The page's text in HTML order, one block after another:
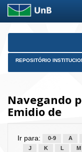
Skip
REPOSITÓRIO
Navegando
Emidio de
Ir para: 0-9 A
J
K L M